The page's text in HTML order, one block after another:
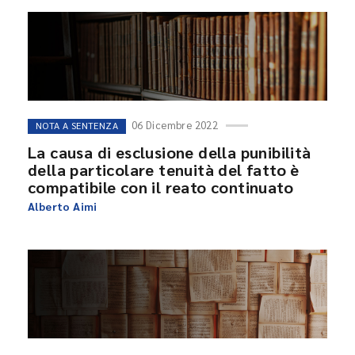
NOTA A SENTENZA 06 Dicembre 2022
La causa di esclusione della punibilità
della particolare tenuità del fatto è
compatibile con il reato continuato
Alberto Aimi